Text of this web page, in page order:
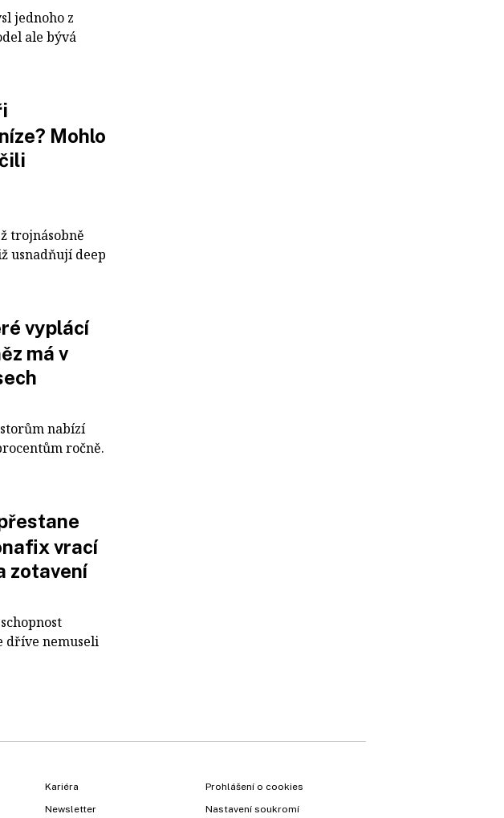
jednoho z
ale bývá
Mohlo
trojnásobně
usnadňují deep
vyplácí
má v
nabízí
ročně.
vrací
zotavení
dříve nemuseli
Kariéra
Newsletter
Prohlášení o cookies
Nastavení soukromí